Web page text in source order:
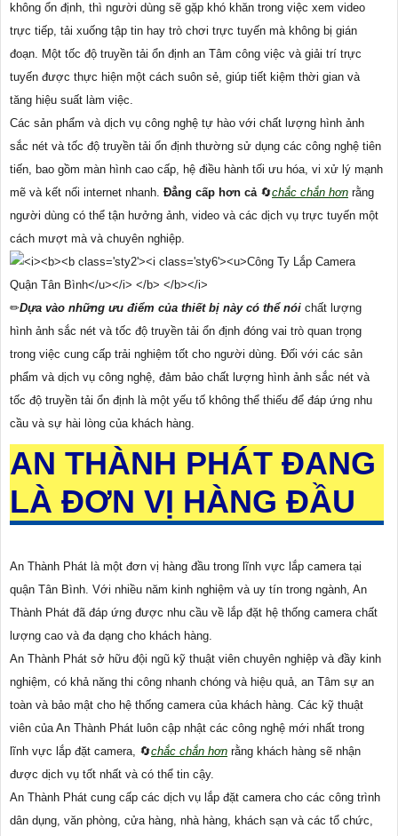
không ổn định, thì người dùng sẽ gặp khó khăn trong việc xem video
trực tiếp, tải xuống tập tin hay trò chơi trực tuyến mà không bị gián
đoạn. Một tốc độ truyền tải ổn định an Tâm công việc và giải trí trực
tuyến được thực hiện một cách suôn sẻ, giúp tiết kiệm thời gian và
tăng hiệu suất làm việc.
Các sản phẩm và dịch vụ công nghệ tự hào với chất lượng hình ảnh
sắc nét và tốc độ truyền tải ổn định thường sử dụng các công nghệ tiên
tiến, bao gồm màn hình cao cấp, hệ điều hành tối ưu hóa, vi xử lý mạnh
mẽ và kết nối internet nhanh. Đẳng cấp hơn cả🔄chắc chắn hơn rằng
người dùng có thể tận hưởng ảnh, video và các dịch vụ trực tuyến một
cách mượt mà và chuyên nghiệp.
✏Dựa vào những ưu điểm của thiết bị này có thể nói chất lượng
hình ảnh sắc nét và tốc độ truyền tải ổn định đóng vai trò quan trọng
trong việc cung cấp trải nghiệm tốt cho người dùng. Đối với các sản
phẩm và dịch vụ công nghệ, đảm bảo chất lượng hình ảnh sắc nét và
tốc độ truyền tải ổn định là một yếu tố không thể thiếu để đáp ứng nhu
cầu và sự hài lòng của khách hàng.
AN THÀNH PHÁT ĐANG
LÀ ĐƠN VỊ HÀNG ĐẦU
An Thành Phát là một đơn vị hàng đầu trong lĩnh vực lắp camera tại
quận Tân Bình. Với nhiều năm kinh nghiệm và uy tín trong ngành, An
Thành Phát đã đáp ứng được nhu cầu về lắp đặt hệ thống camera chất
lượng cao và đa dạng cho khách hàng.
An Thành Phát sở hữu đội ngũ kỹ thuật viên chuyên nghiệp và đầy kinh
nghiệm, có khả năng thi công nhanh chóng và hiệu quả, an Tâm sự an
toàn và bảo mật cho hệ thống camera của khách hàng. Các kỹ thuật
viên của An Thành Phát luôn cập nhật các công nghệ mới nhất trong
lĩnh vực lắp đặt camera, 🔄chắc chắn hơn rằng khách hàng sẽ nhận
được dịch vụ tốt nhất và có thể tin cậy.
An Thành Phát cung cấp các dịch vụ lắp đặt camera cho các công trình
dân dụng, văn phòng, cửa hàng, nhà hàng, khách sạn và các tổ chức,